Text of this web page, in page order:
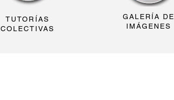
TUTORÍAS
COLECTIVAS
GALERÍA DE
IMÁGENES